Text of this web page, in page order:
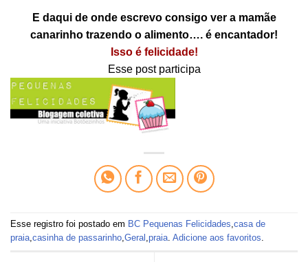
E daqui de onde escrevo consigo ver a mamãe
canarinho trazendo o alimento…. é encantador!
Isso é felicidade!
Esse post participa
Esse registro foi postado em BC Pequenas Felicidades,casa de
praia,casinha de passarinho,Geral ,praia. Adicione aos favoritos.